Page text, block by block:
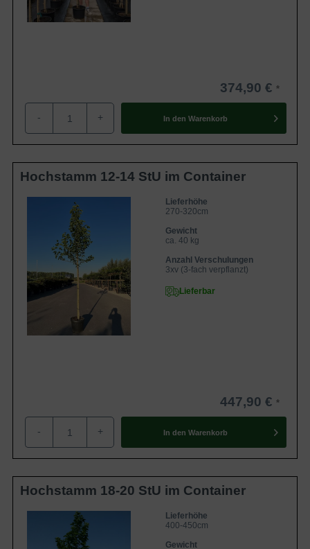
374,90 €
- + In den Warenkorb
Hochstamm 12-14 StU im Container
Lieferhöhe
270-320cm
Gewicht
ca. 40 kg
Anzahl Verschulungen
3xv (3-fach verpflanzt)
Lieferbar
447,90 €
- + In den Warenkorb
Hochstamm 18-20 StU im Container
Lieferhöhe
400-450cm
Gewicht